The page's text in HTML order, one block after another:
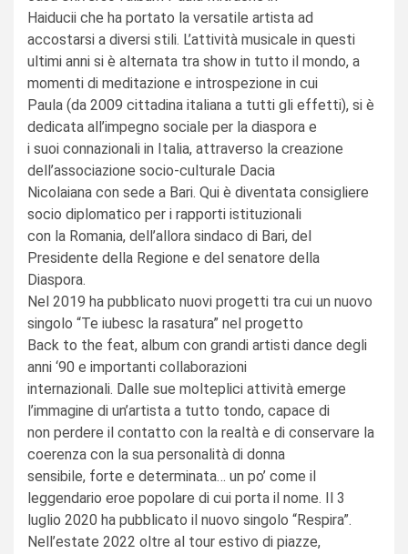
Haiducii che ha portato la versatile artista ad
accostarsi a diversi stili. L’attività musicale in questi
ultimi anni si è alternata tra show in tutto il mondo, a
momenti di meditazione e introspezione in cui
Paula (da 2009 cittadina italiana a tutti gli effetti), si è
dedicata all’impegno sociale per la diaspora e
i suoi connazionali in Italia, attraverso la creazione
dell’associazione socio-culturale Dacia
Nicolaiana con sede a Bari. Qui è diventata consigliere
socio diplomatico per i rapporti istituzionali
con la Romania, dell’allora sindaco di Bari, del
Presidente della Regione e del senatore della
Diaspora.
Nel 2019 ha pubblicato nuovi progetti tra cui un nuovo
singolo “Te iubesc la rasatura” nel progetto
Back to the feat, album con grandi artisti dance degli
anni ‘90 e importanti collaborazioni
internazionali. Dalle sue molteplici attività emerge
l’immagine di un’artista a tutto tondo, capace di
non perdere il contatto con la realtà e di conservare la
coerenza con la sua personalità di donna
sensibile, forte e determinata… un po’ come il
leggendario eroe popolare di cui porta il nome. Il 3
luglio 2020 ha pubblicato il nuovo singolo “Respira”.
Nell’estate 2022 oltre al tour estivo di piazze,